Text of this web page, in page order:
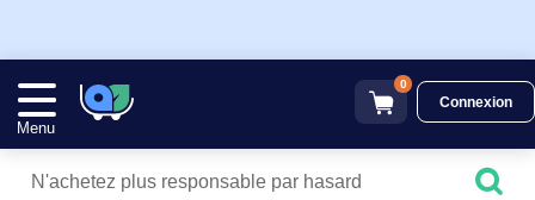
Menu
0
Connexion